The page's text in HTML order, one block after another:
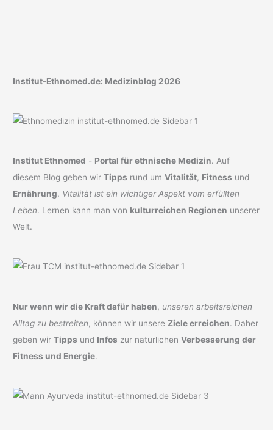
Institut-Ethnomed.de: Medizinblog 2026
Institut Ethnomed - Portal für ethnische Medizin. Auf
diesem Blog geben wirTipps rund umVitalität, Fitness und
Ernährung. Vitalität ist ein wichtiger Aspekt vom erfüllten
Leben. Lernen kann man von kulturreichen Regionen unserer
Welt.
Nur wenn wir die Kraft dafür haben, unseren arbeitsreichen
Alltag zu bestreiten, können wir unsereZiele erreichen. Daher
geben wirTipps und Infos zur natürlichenVerbesserung der
Fitness und Energie.